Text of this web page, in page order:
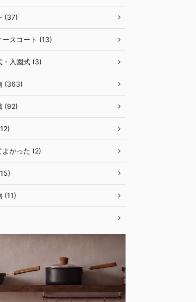
(37)
ースコート (13)
・入園式 (3)
(363)
(92)
よかった (2)
(11)